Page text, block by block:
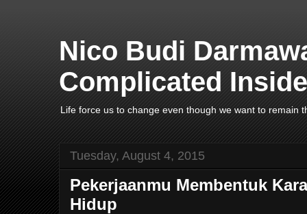
Nico Budi
Complicated
Life force us to change even though we want to remain
Tuesday, August 4, 2015
Pekerjaanmu Membentuk
Hidup